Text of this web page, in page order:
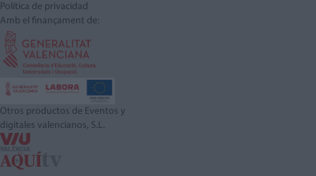
Política de privacidad
Amb el finançament de:
Otros productos de Eventos y
digitales valencianos, S.L.